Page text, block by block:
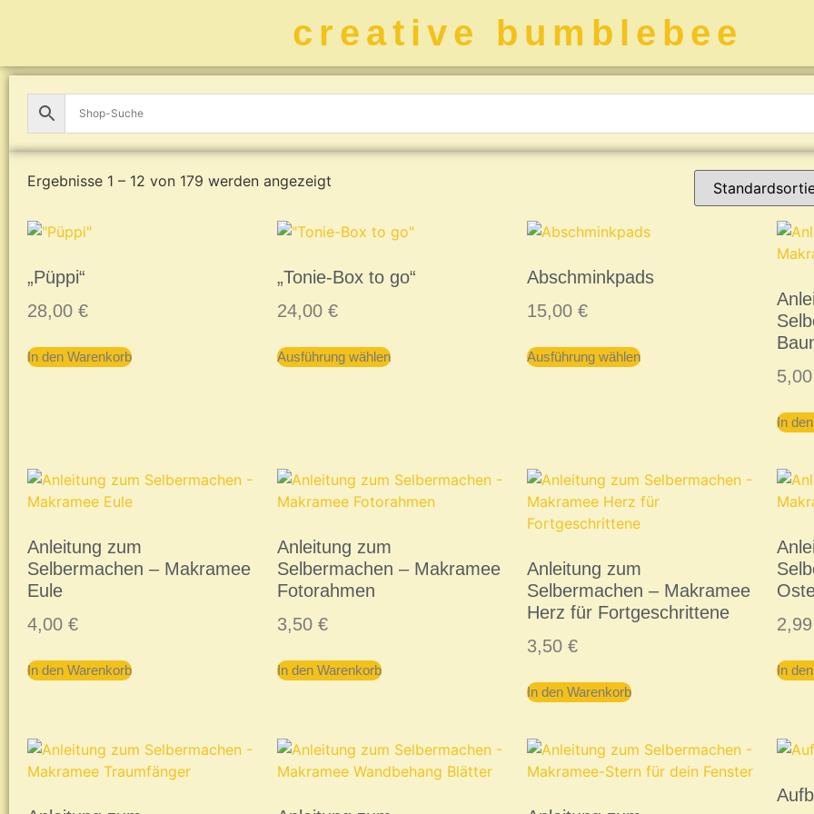
creative bumblebee
Ergebnisse 1 – 12 von 179 werden angezeigt
„Püppi“
28,00 €
In den Warenkorb
„Tonie-Box to go“
24,00 €
Ausführung wählen
Abschminkpads
15,00 €
Ausführung wählen
5,00
In
Anleitung zum
Selbermachen – Makramee
Eule
4,00 €
In den Warenkorb
Anleitung zum
Selbermachen – Makramee
Fotorahmen
3,50 €
In den Warenkorb
Anleitung zum
Selbermachen – Makramee
Herz für Fortgeschrittene
3,50 €
In den Warenkorb
2,99
In